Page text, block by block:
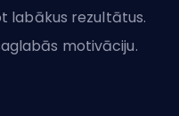
labākus rezultātus.
motivāciju.